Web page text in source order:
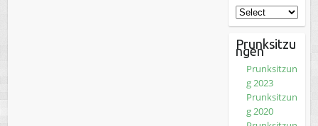
Prunksitzu
ngen
Prunksitzun
g 2023
Prunksitzun
g 2020